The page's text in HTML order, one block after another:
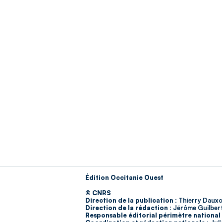
Édition Occitanie Ouest
© CNRS
Direction de la publication : Thierry
Direction de la rédaction : Jérôme
Responsable éditorial périmètre national